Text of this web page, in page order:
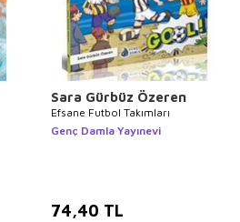
Sara Gürbüz Özeren
Efsane Futbol Takımları
Genç Damla Yayınevi
74,40 TL